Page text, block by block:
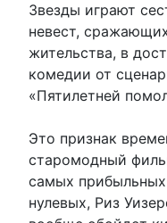
Звезды играют
невест,
жительства, в
комедии от
«Пятилетней
Это признак
старомодный
самых прибыльных
нулевых, Риз